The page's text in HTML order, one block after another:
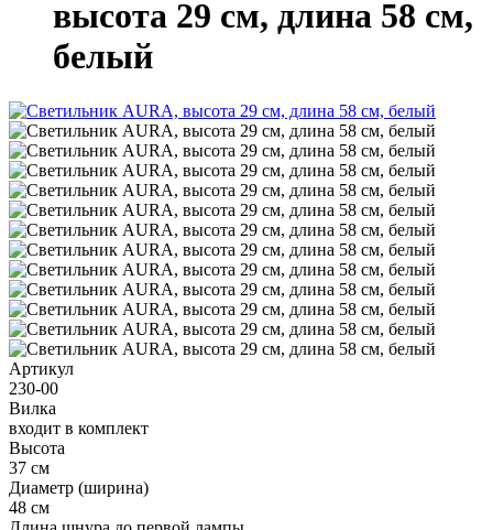
высота 29 см, длина 58 см,
белый
Артикул
230-00
Вилка
входит в комплект
Высота
37 см
Диаметр (ширина)
48 см